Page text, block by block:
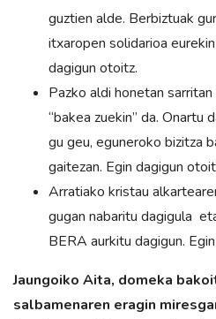
guztien alde. Berbiztuak
itxaropen solidarioa
dagigun otoitz.
Pazko aldi honetan
“bakea zuekin” da. Onartu
gu geu, eguneroko bizitza
gaitezan. Egin dagigun
Arratiako kristau
gugan nabaritu dagigula
BERA aurkitu dagigun.
Jaungoiko Aita, domeka
salbamenaren eragin